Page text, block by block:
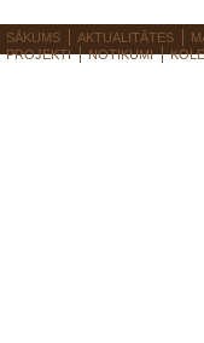
SĀKUMS AKTUALITĀTES
PROJEKTI
NOTIKUMI